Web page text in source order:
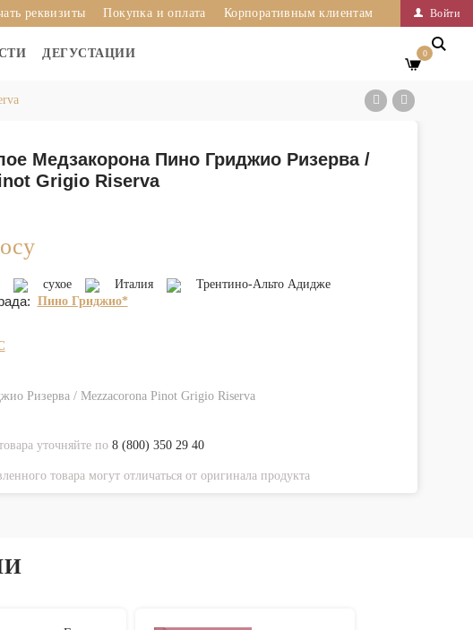
Войти
реквизиты Покупка и оплата Корпоративным клиентам
ДЕГУСТАЦИИ 0
Медзакорона Пино Гриджио Ризерва /
Grigio Riserva
сухое Италия Трентино-Альто Адидже
Пино Гриджио*
Ризерва / Mezzacorona Pinot Grigio Riserva
уточняйте по 8 (800) 350 29 40
товара могут отличаться от оригинала продукта